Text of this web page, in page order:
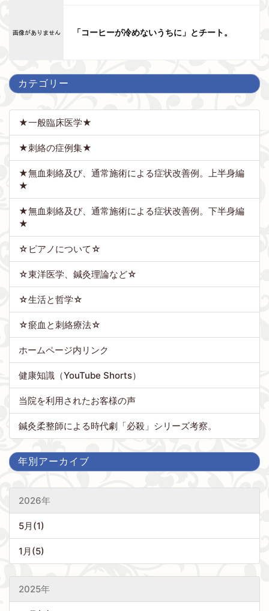
「コーヒーが冷めないうちに」とチート。
カテゴリー
★一般臨床医学★
★刺絡の症例集★
★無血刺絡及び、通常施術による症状改善例。上半身編
★
★無血刺絡及び、通常施術による症状改善例。下半身編
★
☆ピアノについて☆
☆東洋医学、鍼灸理論など☆
☆生活と哲学☆
☆瘀血と刺絡療法☆
ホームページ内リンク
健康知識（YouTube Shorts）
当院を利用されたお客様の声
鍼灸柔整師による時代劇「必殺」シリーズ考察。
年別アーカイブ
2026年
5月(1)
1月(5)
2025年